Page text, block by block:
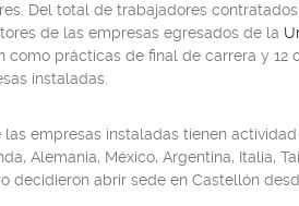
Del total de trabajadores contratados
de las empresas egresados de la
como prácticas de final de carrera y 12
instaladas.
empresas instaladas tienen
Alemania, México, Argentina, Italia,
decidieron abrir sede en Castellón